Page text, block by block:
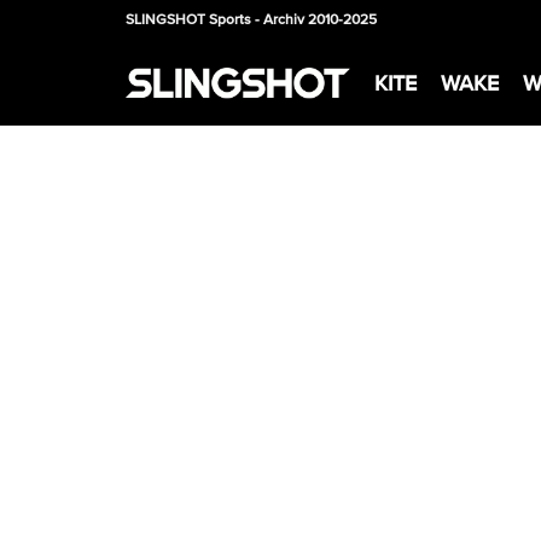
SLINGSHOT Sports - Archiv 2010-2025
KITE WAKE